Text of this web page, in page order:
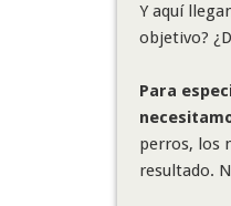
Y aquí
objetivo?
Para
perros, los
resultado.